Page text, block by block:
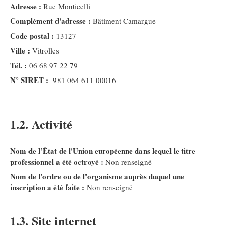
Adresse : Rue Monticelli
Complément d'adresse : Bâtiment Camargue
Code postal : 13127
Ville : Vitrolles
Tél. : 06 68 97 22 79
N° SIRET : 981 064 611 00016
1.2. Activité
Nom de l’État de l'Union européenne dans lequel le titre
professionnel a été octroyé : Non renseigné
Nom de l'ordre ou de l'organisme auprès duquel une
inscription a été faite : Non renseigné
1.3. Site internet